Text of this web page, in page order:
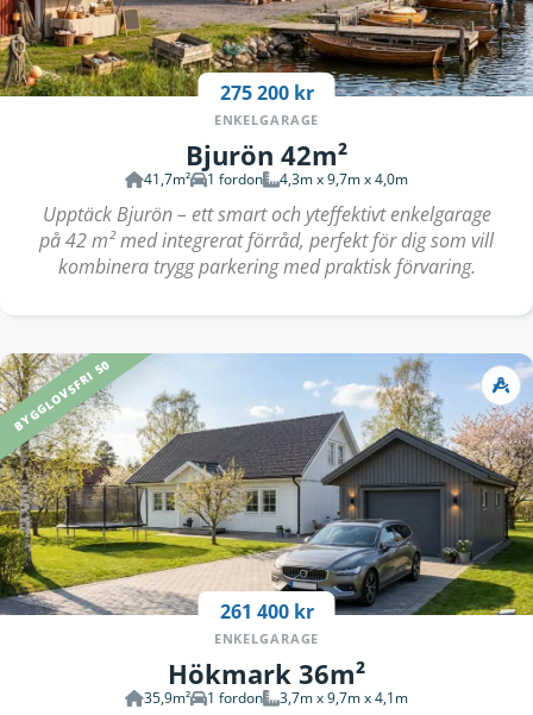
275 200 kr
ENKELGARAGE
Bjurön 42m²
41,7m² 1 fordon 4,3m x 9,7m x 4,0m
Upptäck Bjurön – ett smart och yteffektivt enkelgarage
på 42 m² med integrerat förråd, perfekt för dig som vill
kombinera trygg parkering med praktisk förvaring.
BYGGLOVSFRI 50
261 400 kr
ENKELGARAGE
Hökmark 36m²
35,9m² 1 fordon 3,7m x 9,7m x 4,1m